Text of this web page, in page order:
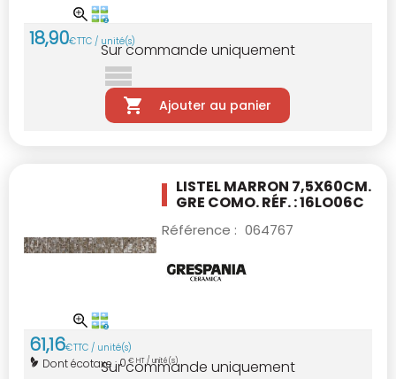
18,90€TTC / unité(s)
Sur commande uniquement
Ajouter au panier
LISTEL MARRON 7,5X60CM.
GRE COMO. RÉF. : 16LO06C
Référence : 064767
61,16€TTC / unité(s)
Dont écotaxe :0 € HT / unité(s)
Sur commande uniquement